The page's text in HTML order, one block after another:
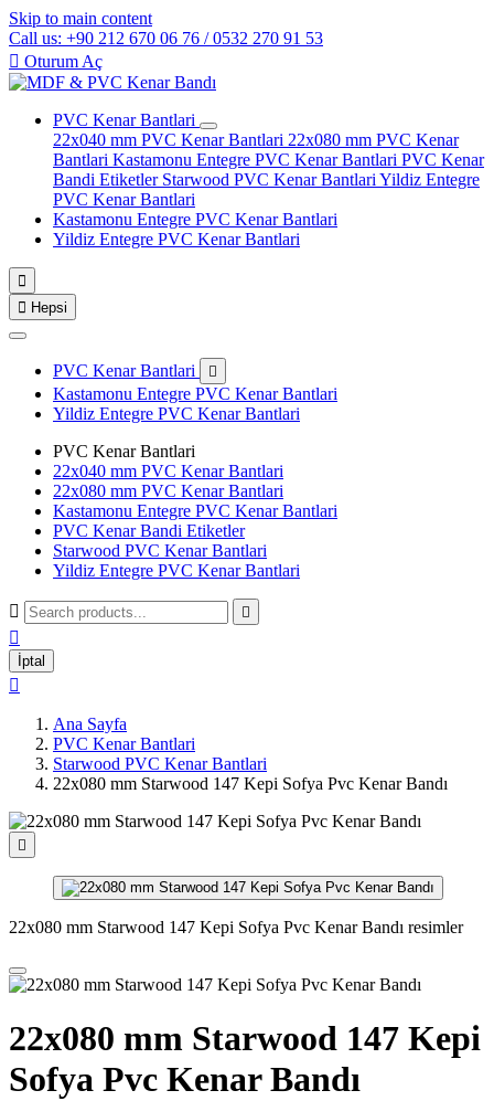
Skip to main content
Call us: +90 212 670 06 76 / 0532 270 91 53
 Oturum Aç
PVC Kenar Bantlari
22x040 mm PVC Kenar Bantlari 22x080 mm PVC Kenar
Bantlari Kastamonu Entegre PVC Kenar Bantlari PVC Kenar
Bandi Etiketler Starwood PVC Kenar Bantlari Yildiz Entegre
PVC Kenar Bantlari
Kastamonu Entegre PVC Kenar Bantlari
Yildiz Entegre PVC Kenar Bantlari

 Hepsi
PVC Kenar Bantlari 
Kastamonu Entegre PVC Kenar Bantlari
Yildiz Entegre PVC Kenar Bantlari
PVC Kenar Bantlari
22x040 mm PVC Kenar Bantlari
22x080 mm PVC Kenar Bantlari
Kastamonu Entegre PVC Kenar Bantlari
PVC Kenar Bandi Etiketler
Starwood PVC Kenar Bantlari
Yildiz Entegre PVC Kenar Bantlari
 

İptal

Ana Sayfa
PVC Kenar Bantlari
Starwood PVC Kenar Bantlari
22x080 mm Starwood 147 Kepi Sofya Pvc Kenar Bandı

22x080 mm Starwood 147 Kepi Sofya Pvc Kenar Bandı resimler
22x080 mm Starwood 147 Kepi
Sofya Pvc Kenar Bandı